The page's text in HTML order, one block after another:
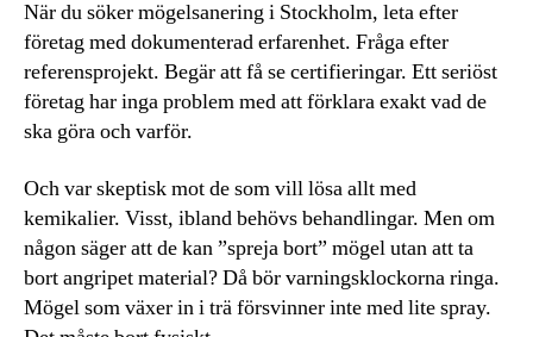
När du söker mögelsanering i Stockholm, leta efter
företag med dokumenterad erfarenhet. Fråga efter
referensprojekt. Begär att få se certifieringar. Ett seriöst
företag har inga problem med att förklara exakt vad de
ska göra och varför.
Och var skeptisk mot de som vill lösa allt med
kemikalier. Visst, ibland behövs behandlingar. Men om
någon säger att de kan ”spreja bort” mögel utan att ta
bort angripet material? Då bör varningsklockorna ringa.
Mögel som växer in i trä försvinner inte med lite spray.